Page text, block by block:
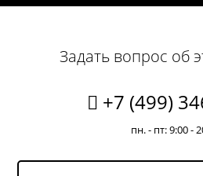
Задать вопрос об
+7 (499)
пн. - пт: 9:00 -